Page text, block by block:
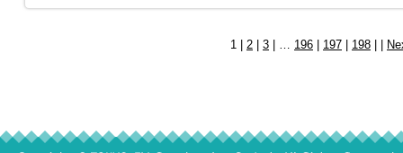
1 | 2 3 | … 196 197 198